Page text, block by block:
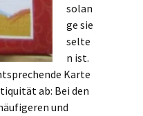
solan
ge sie
selte
n ist.
Karte
ab: Bei den
und